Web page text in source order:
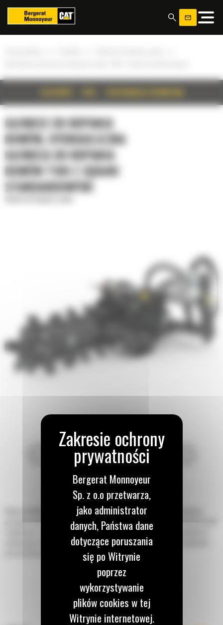
GŁOWICE DO KOPANIA
ROWÓW, HYDRAULICZNA
GŁOWICA DO KOPANIA
ROWÓW T109 Z ZĘBAMI
STANDARDOWYMI
Głowice Cat® do kopania rowów zostały zaprojektowane do wycinania wąskich,
prostych rowów w ziemi przed układaniem przewodów elektrycznych, telefonicznych
i innych oraz rur wodnych czy gazowych. Głowice do kopania rowów są idealne do
zastosowań na terenach mieszkalnych, przemysłowych i rolniczych, na budowach
oraz do konserwacji trawników i pól golfowych.
Panel zarządzania plikami cookies
Bergerat Monnoyeur
Sp. z o.o przetwarza,
jako administrator
danych, Państwa dane
dotyczące poruszania
się po Witrynie
poprzez
wykorzystywanie
plików cookies w tej
Witrynie internetowej.